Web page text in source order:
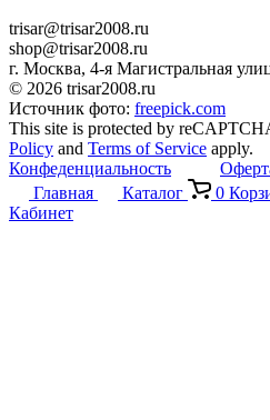
trisar@trisar2008.ru
shop@trisar2008.ru
г. Москва, 4-я Магистральная
© 2026 trisar2008.ru
Источник фото: freepick.com
This site is protected by
Policy and Terms of Service apply.
Конфеденциальность
Главная
Каталог 0
Кабинет